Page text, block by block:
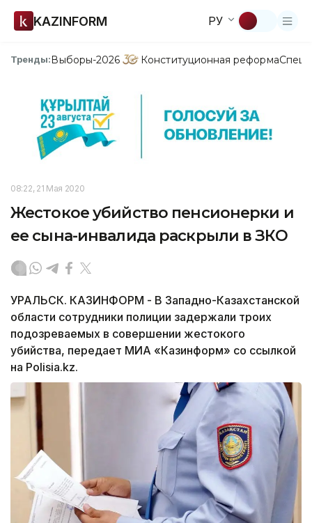
KAZINFORM РУ
Тренды:Выборы-2026 Конституционная реформа
08:22, 21 Мая 2020
Жестокое убийство пенсионерки и
ее сына-инвалида раскрыли в ЗКО
УРАЛЬСК. КАЗИНФОРМ - В Западно-Казахстанской
области сотрудники полиции задержали троих
подозреваемых в совершении жестокого
убийства, передает МИА «Казинформ» со ссылкой
на Polisia.kz.